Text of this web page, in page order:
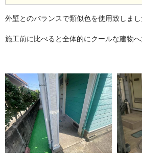
外壁とのバランスで類似色を使用致しまし
施工前に比べると全体的にクールな建物へ